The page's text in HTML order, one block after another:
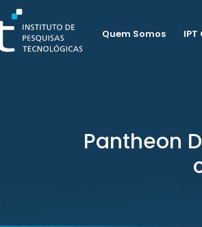
Quem Somos IPT
Pantheon